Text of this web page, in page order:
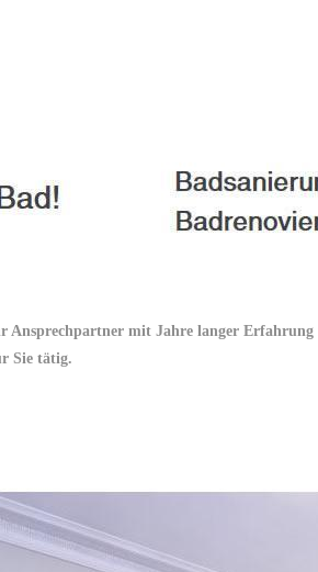
mit Jahre langer
Sie tätig.